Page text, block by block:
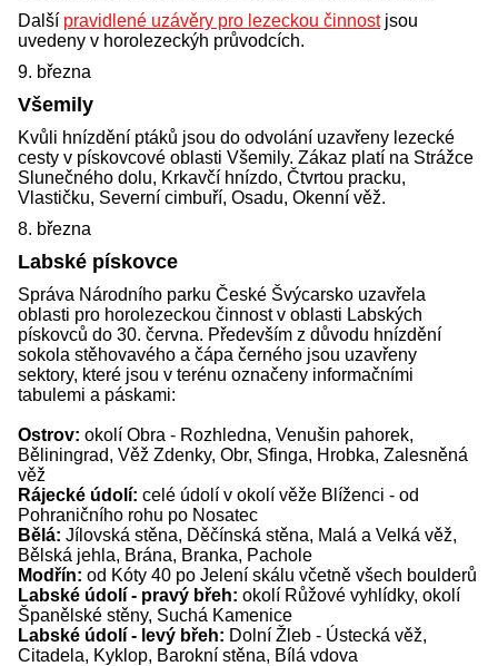
Další pravidlené uzávěry pro lezeckou činnostjsou
uvedeny v horolezeckýh průvodcích.
9. března
Všemily
Kvůli hnízdění ptáků jsou do odvolání uzavřeny lezecké
cesty v pískovcové oblasti Všemily. Zákaz platí na Strážce
Slunečného dolu, Krkavčí hnízdo, Čtvrtou pracku,
Vlastičku, Severní cimbuří, Osadu, Okenní věž.
8. března
Labské pískovce
Správa Národního parku České Švýcarsko uzavřela
oblasti pro horolezeckou činnost v oblasti Labských
pískovců do 30. června. Především z důvodu hnízdění
sokola stěhovavého a čápa černého jsou uzavřeny
sektory, které jsou v terénu označeny informačními
tabulemi a páskami:
Ostrov: okolí Obra - Rozhledna, Venušin pahorek,
Běliningrad, Věž Zdenky, Obr, Sfinga, Hrobka, Zalesněná
věž
Rájecké údolí: celé údolí v okolí věže Blíženci - od
Pohraničního rohu po Nosatec
Bělá: Jílovská stěna, Děčínská stěna, Malá a Velká věž,
Bělská jehla, Brána, Branka, Pachole
Modřín: od Kóty 40 po Jelení skálu včetně všech boulderů
Labské údolí - pravý břeh: okolí Růžové vyhlídky, okolí
Španělské stěny, Suchá Kamenice
Labské údolí - levý břeh: Dolní Žleb - Ústecká věž,
Citadela, Kyklop, Barokní stěna, Bílá vdova